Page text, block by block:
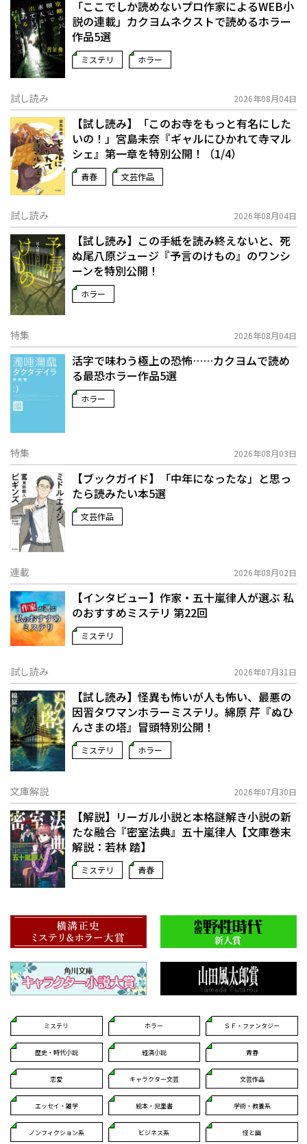
「ここでしか読めないプロ作家によるWEB小
説の連載」――カクヨムネクストで読めるホラー
作品5選
ミステリ ホラー
試し読み 2026年08月04日
【試し読み】「このお寺をもっと有名にした
いの！」宮島未奈『ギャルにひかれて寺マル
シェ』第一章を特別公開！（1/4）
青春 文芸作品
試し読み 2026年08月04日
【試し読み】この手紙を読み終えないと、死
ぬ――尾八原ジュージ『予言のけもの』のワンシ
ーンを特別公開！
ホラー
特集 2026年08月04日
活字で味わう極上の恐怖……カクヨムで読め
る最恐ホラー作品5選
ホラー
特集 2026年08月03日
【ブックガイド】「中年になったな」と思っ
たら読みたい本5選
文芸作品
連載 2026年08月02日
【インタビュー】作家・五十嵐律人が選ぶ 私
のおすすめミステリ 第22回
ミステリ
試し読み 2026年07月31日
【試し読み】怪異も怖いが人も怖い、最悪の
因習タワマンホラーミステリ。綿原 芹『ぬひ
んさまの塔』冒頭特別公開！
ミステリ ホラー
文庫解説 2026年07月30日
【解説】リーガル小説と本格謎解き小説の新
たな融合――『密室法典』五十嵐律人【文庫巻末
解説：若林 踏】
ミステリ 青春
ミステリ ホラー ＳＦ・ファンタジー
歴史・時代小説 経済小説 青春
恋愛 キャラクター文芸 文芸作品
エッセイ・雑学 絵本・児童書 学術・教養系
ノンフィクション系 ビジネス系 怪と幽